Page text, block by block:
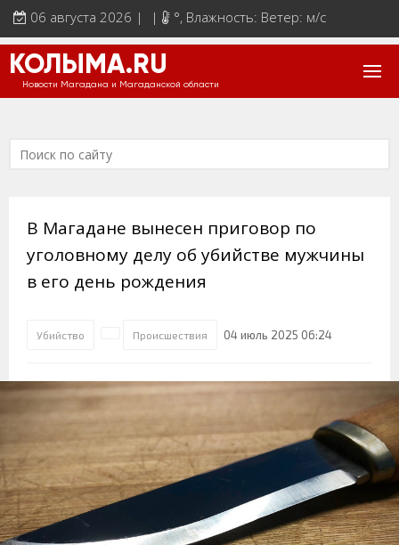
06 августа 2026 | | °, Влажность: Ветер: м/с
КОЛЫМА.RU
Новости Магадана и Магаданской области
В Магадане вынесен приговор по
уголовному делу об убийстве мужчины
в его день рождения
Убийство Происшествия 04 июль 2025 06:24